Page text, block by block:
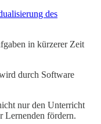
des
in kürzerer Zeit
durch Software
nur den Unterricht
Lernenden fördern.